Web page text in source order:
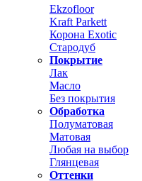
Ekzofloor
Kraft Parkett
Корона Exotic
Стародуб
Покрытие
Лак
Масло
Без покрытия
Обработка
Полуматовая
Матовая
Любая на выбор
Глянцевая
Оттенки